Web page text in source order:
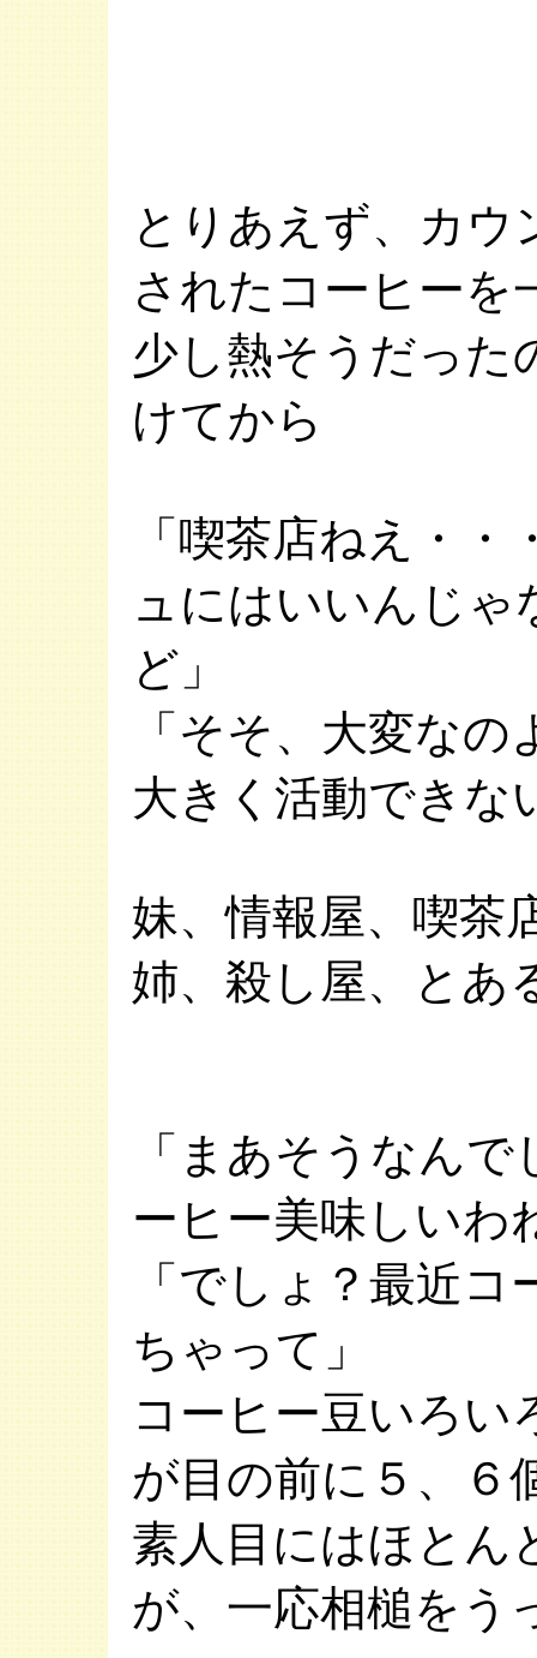
とりあえず、カウ
されたコーヒーを
少し熱そうだった
けてから
「喫茶店ねえ・
ュにはいいんじゃ
ど」
「そそ、大変な
大きく活動できな
妹、情報屋、喫茶
姉、殺し屋、とあ
「まあそうなん
ーヒー美味しいわ
「でしょ？最近
ちゃって」
コーヒー豆いろい
が目の前に５、６
素人目にはほとん
が、一応相槌をう